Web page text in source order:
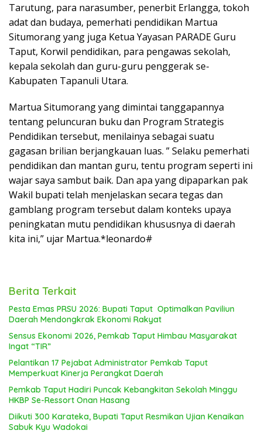
Tarutung, para narasumber, penerbit Erlangga, tokoh
adat dan budaya, pemerhati pendidikan Martua
Situmorang yang juga Ketua Yayasan PARADE Guru
Taput, Korwil pendidikan, para pengawas sekolah,
kepala sekolah dan guru-guru penggerak se-
Kabupaten Tapanuli Utara.
Martua Situmorang yang dimintai tanggapannya
tentang peluncuran buku dan Program Strategis
Pendidikan tersebut, menilainya sebagai suatu
gagasan brilian berjangkauan luas. ” Selaku pemerhati
pendidikan dan mantan guru, tentu program seperti ini
wajar saya sambut baik. Dan apa yang dipaparkan pak
Wakil bupati telah menjelaskan secara tegas dan
gamblang program tersebut dalam konteks upaya
peningkatan mutu pendidikan khususnya di daerah
kita ini,” ujar Martua.*leonardo#
Berita Terkait
Pesta Emas PRSU 2026: Bupati Taput Optimalkan Paviliun
Daerah Mendongkrak Ekonomi Rakyat
Sensus Ekonomi 2026, Pemkab Taput Himbau Masyarakat
Ingat “TIR”
Pelantikan 17 Pejabat Administrator Pemkab Taput
Memperkuat Kinerja Perangkat Daerah
Pemkab Taput Hadiri Puncak Kebangkitan Sekolah Minggu
HKBP Se-Ressort Onan Hasang
Diikuti 300 Karateka, Bupati Taput Resmikan Ujian Kenaikan
Sabuk Kyu Wadokai